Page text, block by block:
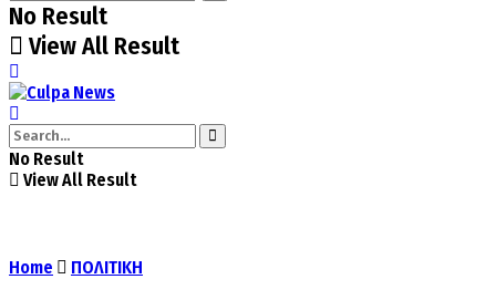
No Result
View All Result
No Result
View All Result
Home ΠΟΛΙΤΙΚΗ